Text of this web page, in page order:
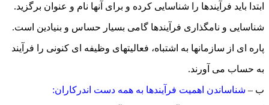
ابتدا باید فرآیندها را شناسایی کرده و برای آنها نام و عنوان برگزید.
شناسایی و نامگذاری فرآیندها گامی بسیار حساس و بنیادین است.
پاره ای از سازمانها به اشتباه، فعالیتهای وظیفه ای کنونی را فرآیند
به حساب می آورند.
ب – شناساندن اهمیت فرآیندها به همه دست اندرکاران: